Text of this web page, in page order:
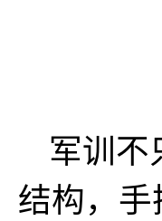
军训不
结构，